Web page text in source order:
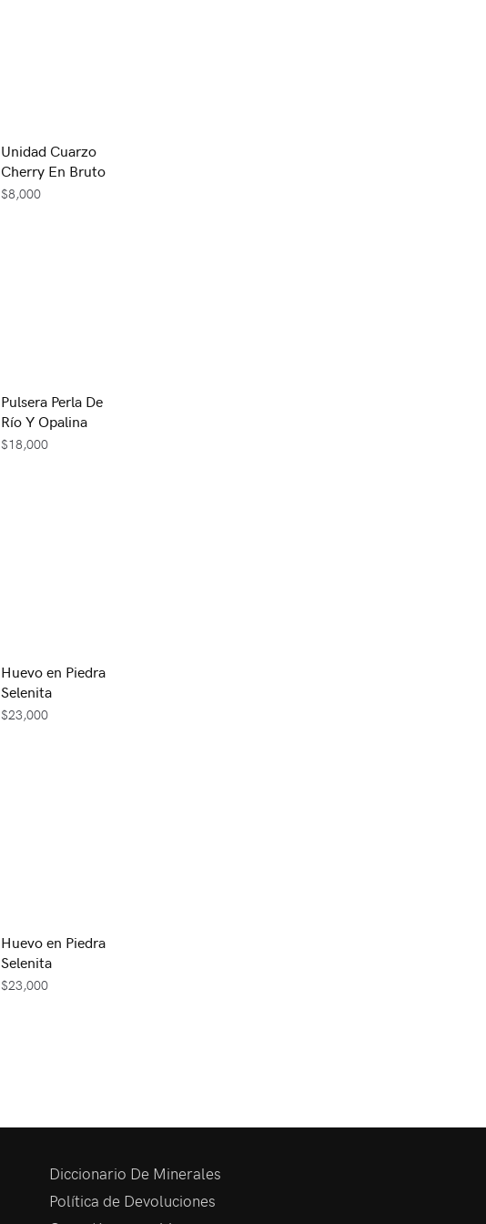
Unidad Cuarzo
Cherry En Bruto
$8,000
Pulsera Perla De
Río Y Opalina
$18,000
Huevo en Piedra
Selenita
$23,000
Huevo en Piedra
Selenita
$23,000
Diccionario De Minerales
Política de Devoluciones